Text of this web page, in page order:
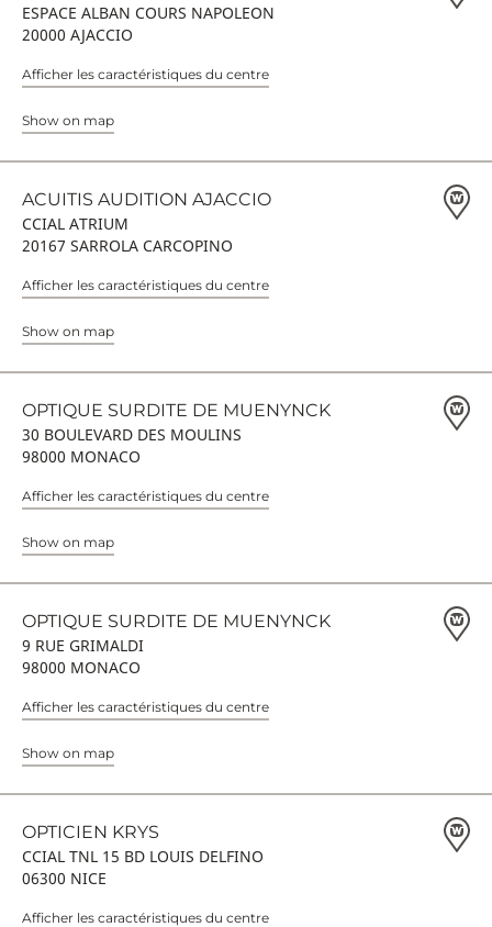
ESPACE ALBAN COURS NAPOLEON
20000 AJACCIO
Afficher les caractéristiques du centre
Show on map
ACUITIS AUDITION AJACCIO
CCIAL ATRIUM
20167 SARROLA CARCOPINO
Afficher les caractéristiques du centre
Show on map
OPTIQUE SURDITE DE MUENYNCK
30 BOULEVARD DES MOULINS
98000 MONACO
Afficher les caractéristiques du centre
Show on map
OPTIQUE SURDITE DE MUENYNCK
9 RUE GRIMALDI
98000 MONACO
Afficher les caractéristiques du centre
Show on map
OPTICIEN KRYS
CCIAL TNL 15 BD LOUIS DELFINO
06300 NICE
Afficher les caractéristiques du centre